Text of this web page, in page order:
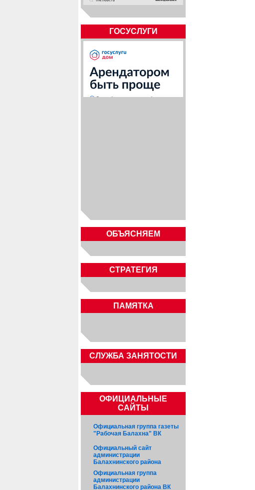
ГОСУСЛУГИ
ОБЪЯСНЯЕМ
СТРАТЕГИЯ
ПАМЯТКА
CЛУЖБА ЗАНЯТОСТИ
ОФИЦИАЛЬНЫЕ
САЙТЫ
Официальная группа газеты
"Рабочая Балахна" ВК
Официальный сайт
администрации
Балахнинского района
Официальная группа
администрации
Балахнинского района ВК